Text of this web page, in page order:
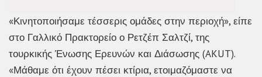
«Κινητοποιήσαμε τέσσερις ομάδες στην περιοχή», είπε
στο Γαλλικό Πρακτορείο ο Ρετζέπ Σαλτζί, της
τουρκικής Ένωσης Ερευνών και Διάσωσης (AKUT).
«Μάθαμε ότι έχουν πέσει κτίρια, ετοιμαζόμαστε να